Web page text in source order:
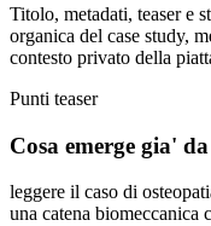
Titolo, metadati, teaser e
organica del case study,
contesto privato della
Punti teaser
Cosa emerge gia'
leggere il caso di
una catena biomeccanica